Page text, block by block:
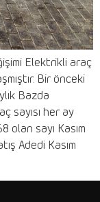
Elektrikli araç
Bir önceki
Bazda
sayısı her ay
olan sayı Kasım
Adedi Kasım